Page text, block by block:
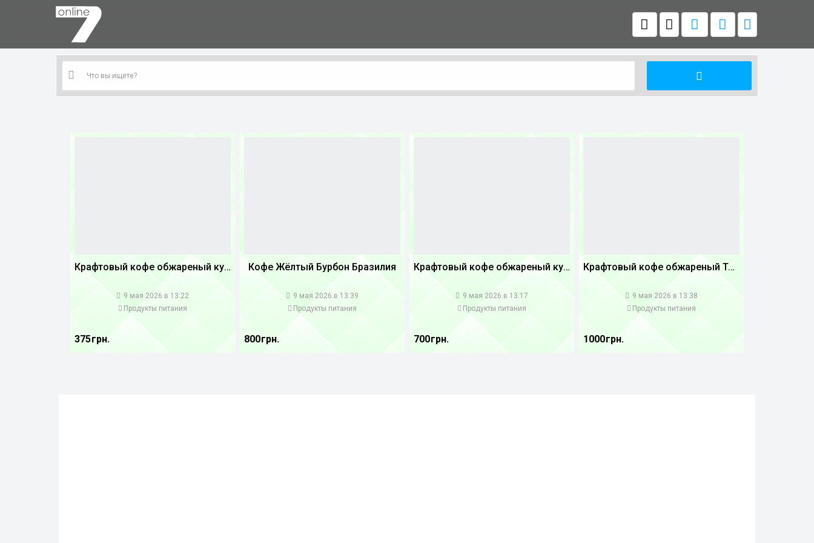
Крафтовый кофе обжареный купаж арабики 5...
9 мая 2026 в 13:22
Продукты питания
375 грн.
Кофе Жёлтый Бурбон Бразилия
9 мая 2026 в 13:39
Продукты питания
800 грн.
Крафтовый кофе обжареный купаж арабики 3...
9 мая 2026 в 13:17
Продукты питания
700 грн.
Крафтовый кофе обжареный Танзания
9 мая 2026 в 13:38
Продукты питания
1000 грн.